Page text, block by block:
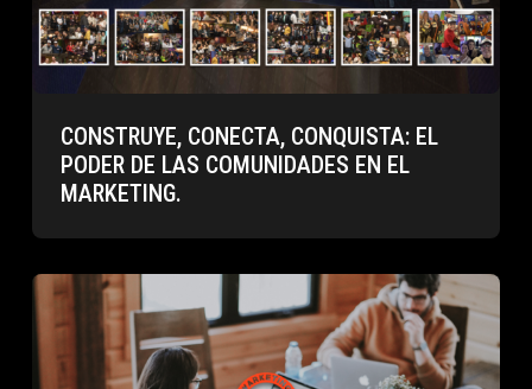
CONSTRUYE, CONECTA, CONQUISTA: EL
PODER DE LAS COMUNIDADES EN EL
MARKETING.